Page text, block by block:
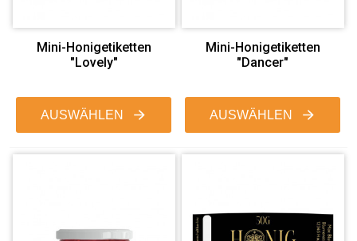
Mini-Honigetiketten
"Lovely"
AUSWÄHLEN
Mini-Honigetiketten
"Dancer"
AUSWÄHLEN